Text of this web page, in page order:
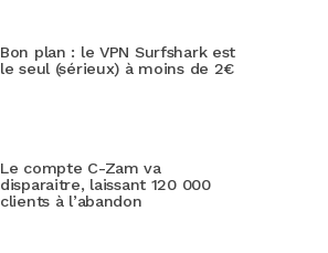
Bon plan : le VPN Surfshark est
le seul (sérieux) à moins de 2€
Le compte C-Zam va
disparaitre, laissant 120 000
clients à l’abandon